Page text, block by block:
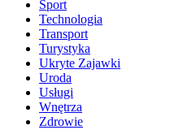
Sport
Technologia
Transport
Turystyka
Ukryte Zajawki
Uroda
Usługi
Wnętrza
Zdrowie